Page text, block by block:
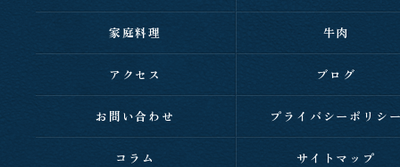
家庭料理 牛肉
アクセス ブログ
お問い合わせ プライバシーポリシ
コラム サイトマップ